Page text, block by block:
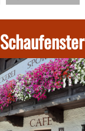
Schaufenster